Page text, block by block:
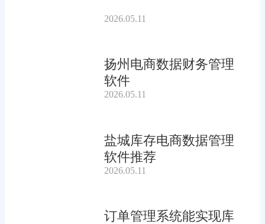
2026.05.11
扬州电商数据财务管理
软件
2026.05.11
盐城库存电商数据管理
软件推荐
2026.05.11
订单管理系统能实现库